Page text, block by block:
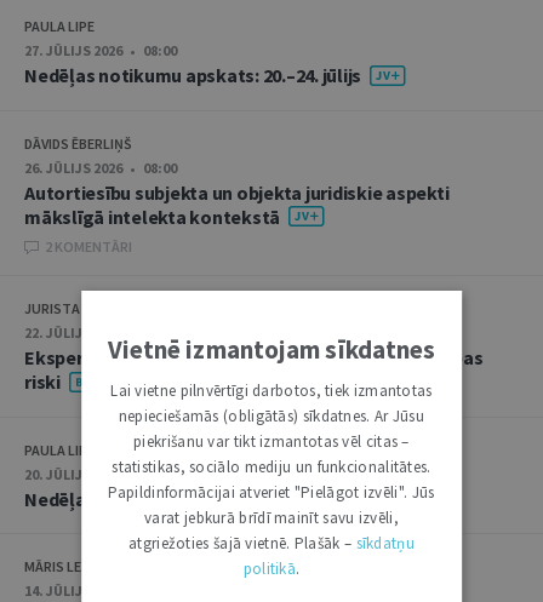
PAULA LIPE
27. JŪLIJS 2026 • 08:00
Nedēļas notikumu apskats: 20.–24. jūlijs
DĀVIDS ĒBERLIŅŠ
26. JŪLIJS 2026 • 08:00
Autortiesību subjekta un objekta juridiskie aspekti
mākslīgā intelekta kontekstā
2 KOMENTĀRI
JURISTA VĀRDS
22. JŪLIJS 2026 • 14:00
Ekspertu saruna jūlijā: krimināltiesības un būvniecības
riski
PAULA LIPE
20. JŪLIJS 2026 • 16:05
Nedēļas notikumu apskats: 13.–17. jūlijs
MĀRIS LEJA
14. JŪLIJS 2026
Vietnē izmantojam sīkdatnes
Lai vietne pilnvērtīgi darbotos, tiek izmantotas
nepieciešamās (obligātās) sīkdatnes. Ar Jūsu
piekrišanu var tikt izmantotas vēl citas –
statistikas, sociālo mediju un funkcionalitātes.
Papildinformācijai atveriet "Pielāgot izvēli". Jūs
varat jebkurā brīdī mainīt savu izvēli,
atgriežoties šajā vietnē. Plašāk – sīkdatņu
politikā.